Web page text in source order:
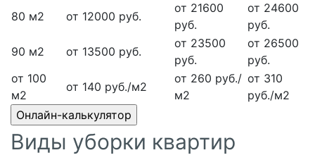
80 м2
от 12000 руб.
от 21600
руб.
от 24600
руб.
90 м2
от 13500 руб.
от 23500
руб.
от 26500
руб.
от 100
м2
от 140 руб./м2
от 260 руб./
м2
от 310
руб./м2
Виды уборки квартир